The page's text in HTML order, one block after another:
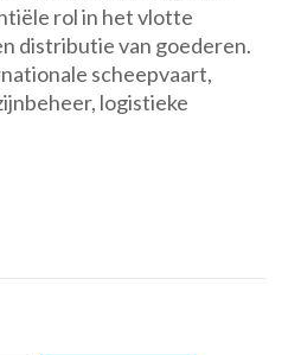
rol in het vlotte
distributie van goederen.
scheepvaart,
logistieke